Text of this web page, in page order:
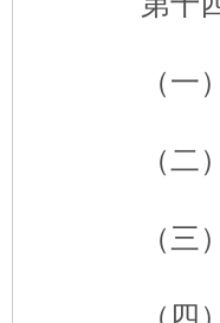
（一）
（二）
（三）